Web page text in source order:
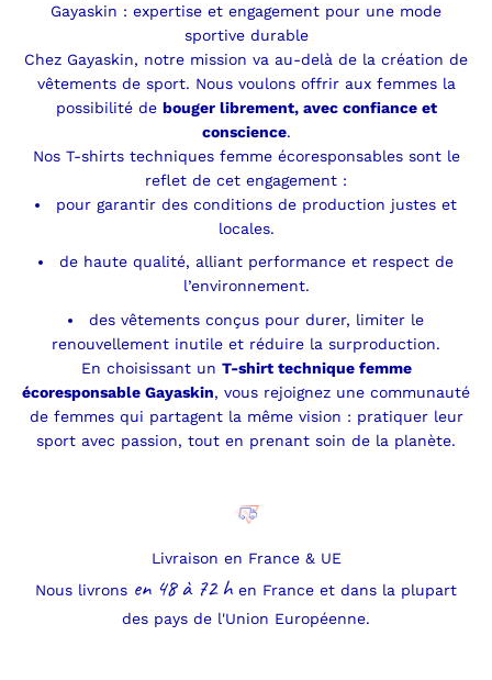
Gayaskin : expertise et engagement pour une mode
sportive durable
Chez Gayaskin, notre mission va au-delà de la création de
vêtements de sport. Nous voulons offrir aux femmes la
possibilité de bouger librement, avec confiance et
conscience.
Nos T-shirts techniques femme écoresponsables sont le
reflet de cet engagement :
pour garantir des conditions de production justes et
locales.
de haute qualité, alliant performance et respect de
l’environnement.
des vêtements conçus pour durer, limiter le
renouvellement inutile et réduire la surproduction.
En choisissant un T-shirt technique femme
écoresponsable Gayaskin, vous rejoignez une communauté
de femmes qui partagent la même vision : pratiquer leur
sport avec passion, tout en prenant soin de la planète.
Livraison en France & UE
Nous livrons en 48 à 72 h en France et dans la plupart
des pays de l'Union Européenne.